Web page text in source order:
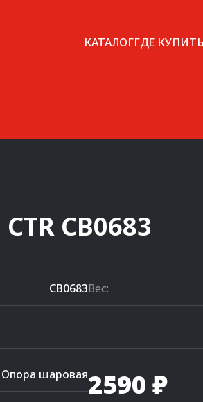
КАТАЛОГГДЕ КУПИТЬ
CTR CB0683
CB0683Вес:
Опора шаровая2590 ₽